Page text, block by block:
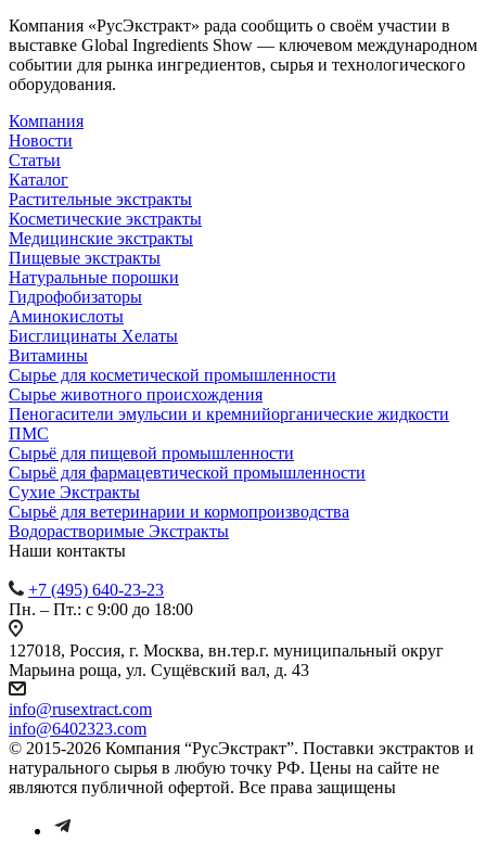
Компания «РусЭкстракт» рада сообщить о своём участии в
выставке Global Ingredients Show — ключевом международном
событии для рынка ингредиентов, сырья и технологического
оборудования.
Компания
Новости
Статьи
Каталог
Растительные экстракты
Косметические экстракты
Медицинские экстракты
Пищевые экстракты
Натуральные порошки
Гидрофобизаторы
Аминокислоты
Бисглицинаты Хелаты
Витамины
Сырье для косметической промышленности
Сырье животного происхождения
Пеногасители эмульсии и кремнийорганические жидкости
ПМС
Сырьё для пищевой промышленности
Сырьё для фармацевтической промышленности
Сухие Экстракты
Сырьё для ветеринарии и кормопроизводства
Водорастворимые Экстракты
Наши контакты
+7 (495) 640-23-23
Пн. – Пт.: с 9:00 до 18:00
127018, Россия, г. Москва, вн.тер.г. муниципальный округ
Марьина роща, ул. Сущёвский вал, д. 43
info@rusextract.com
info@6402323.com
© 2015-2026 Компания “РусЭкстракт”. Поставки экстрактов и
натурального сырья в любую точку РФ. Цены на сайте не
являются публичной офертой. Все права защищены